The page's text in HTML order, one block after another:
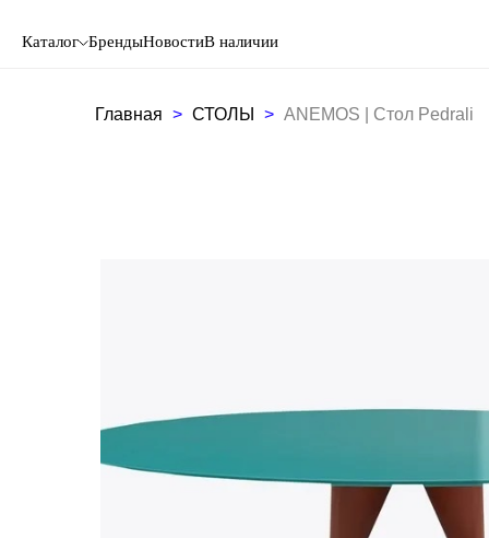
Каталог БрендыНовостиВ наличии
Главная СТОЛЫ ANEMOS | Стол Pedrali